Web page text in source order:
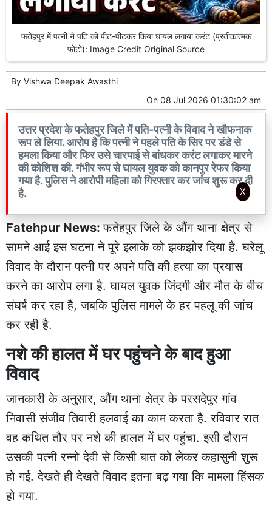
फतेहपुर में पत्नी ने पति को पीट-पीटकर किया घायल लगाया करंट (प्रतीकात्मक
फोटो): Image Credit Original Source
By Vishwa Deepak Awasthi
On 08 Jul 2026 01:30:02 am
उत्तर प्रदेश के फतेहपुर जिले में पति-पत्नी के विवाद ने खौफनाक
रूप ले लिया. आरोप है कि पत्नी ने पहले पति के सिर पर डंडे से
हमला किया और फिर उसे चारपाई से बांधकर करंट लगाकर मारने
की कोशिश की. गंभीर रूप से घायल युवक को कानपुर रेफर किया
गया है. पुलिस ने आरोपी महिला को गिरफ्तार कर जांच शुरू कर दी
है.
Fatehpur News:फतेहपुर जिले के औंग थाना क्षेत्र से
सामने आई इस घटना ने पूरे इलाके को झकझोर दिया है. घरेलू
विवाद के दौरान पत्नी पर अपने पति की हत्या का प्रयास
करने का आरोप लगा है. घायल युवक जिंदगी और मौत के बीच
संघर्ष कर रहा है, जबकि पुलिस मामले के हर पहलू की जांच
कर रही है.
नशे की हालत में घर पहुंचने के बाद हुआ
विवाद
जानकारी के अनुसार, औंग थाना क्षेत्र के परसदेपुर गांव
निवासी संजीव तिवारी हलवाई का काम करता है. रविवार रात
वह कथित तौर पर नशे की हालत में घर पहुंचा. इसी दौरान
उसकी पत्नी रन्नो देवी से किसी बात को लेकर कहासुनी शुरू
हो गई. देखते ही देखते विवाद इतना बढ़ गया कि मामला हिंसक
हो गया.
X